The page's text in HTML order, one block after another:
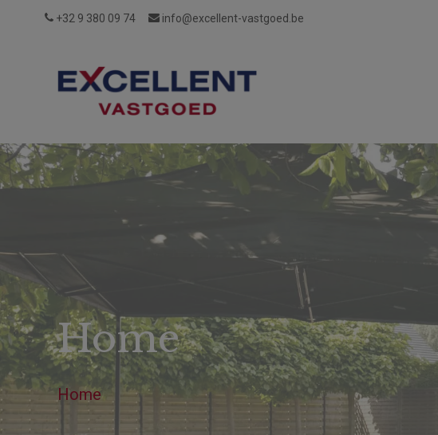
+32 9 380 09 74 info@excellent-vastgoed.be
Wie
wij?
Reviews
Home
Home